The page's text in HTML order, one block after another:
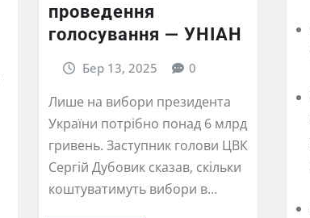
проведення
голосування — УНІАН
Бер 13, 2025 0
Лише на вибори президента
України потрібно понад 6 млрд
гривень. Заступник голови ЦВК
Сергій Дубовик сказав, скільки
коштуватимуть вибори в…